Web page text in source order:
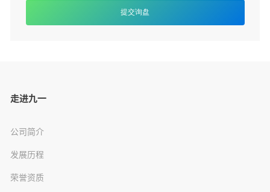
提交询盘
走进九一
公司简介
发展历程
荣誉资质